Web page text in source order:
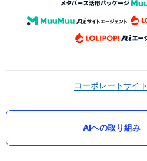
コーポレートサイト
AIへの取り組み